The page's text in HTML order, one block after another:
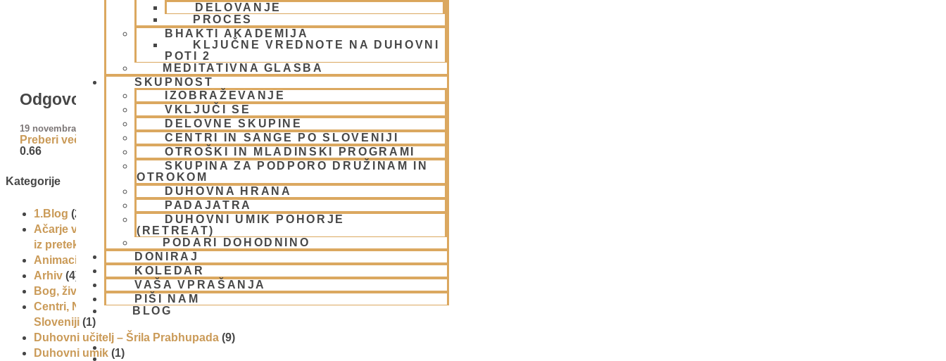
DELOVANJE
PROCES
BHAKTI AKADEMIJA
KLJUČNE VREDNOTE NA DUHOVNI
POTI 2
MEDITATIVNA GLASBA
SKUPNOST
IZOBRAŽEVANJE
VKLJUČI SE
DELOVNE SKUPINE
CENTRI IN SANGE PO SLOVENIJI
OTROŠKI IN MLADINSKI PROGRAMI
SKUPINA ZA PODPORO DRUŽINAM IN
OTROKOM
DUHOVNA HRANA
PADAJATRA
DUHOVNI UMIK POHORJE
(RETREAT)
PODARI DOHODNINO
DONIRAJ
KOLEDAR
VAŠA VPRAŠANJA
PIŠI NAM
BLOG
Odgovori na najpogostejša vprašanja
19 novembra, 2009
Preberi več »
Kategorije
1.Blog (26)
Ačarje v sampradaji – duhovni učitelji
iz preteklosti
Animacije
(1)
Arhiv (4)
Bog, živo bitje in narava(17)
Centri, Nama hatte in sange po
Sloveniji (1)
Duhovni učitelj – Šrila Prabhupada (9)
Duhovni umik (1)